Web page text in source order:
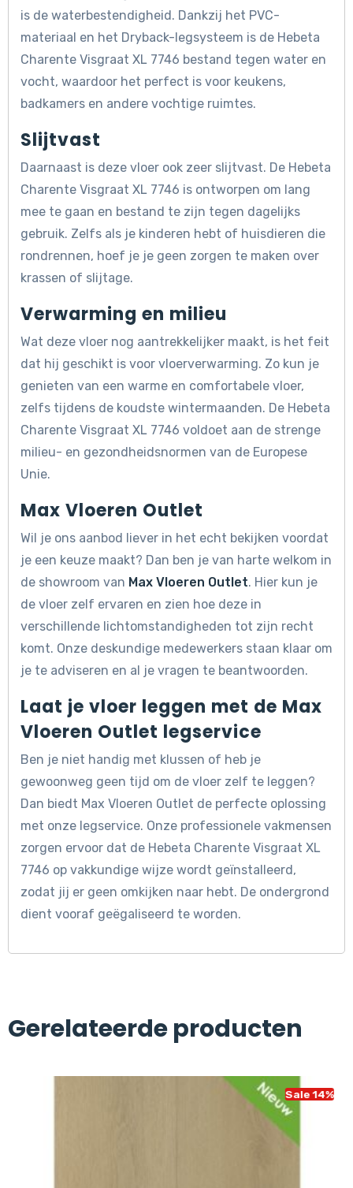
is de waterbestendigheid. Dankzij het PVC-
materiaal en het Dryback-legsysteem is de Hebeta
Charente Visgraat XL 7746 bestand tegen water en
vocht, waardoor het perfect is voor keukens,
badkamers en andere vochtige ruimtes.
Slijtvast
Daarnaast is deze vloer ook zeer slijtvast. De Hebeta
Charente Visgraat XL 7746 is ontworpen om lang
mee te gaan en bestand te zijn tegen dagelijks
gebruik. Zelfs als je kinderen hebt of huisdieren die
rondrennen, hoef je je geen zorgen te maken over
krassen of slijtage.
Verwarming en milieu
Wat deze vloer nog aantrekkelijker maakt, is het feit
dat hij geschikt is voor vloerverwarming. Zo kun je
genieten van een warme en comfortabele vloer,
zelfs tijdens de koudste wintermaanden. De Hebeta
Charente Visgraat XL 7746 voldoet aan de strenge
milieu- en gezondheidsnormen van de Europese
Unie.
Max Vloeren Outlet
Wil je ons aanbod liever in het echt bekijken voordat
je een keuze maakt? Dan ben je van harte welkom in
de showroom van Max Vloeren Outlet. Hier kun je
de vloer zelf ervaren en zien hoe deze in
verschillende lichtomstandigheden tot zijn recht
komt. Onze deskundige medewerkers staan klaar om
je te adviseren en al je vragen te beantwoorden.
Laat je vloer leggen met de Max
Vloeren Outlet legservice
Ben je niet handig met klussen of heb je
gewoonweg geen tijd om de vloer zelf te leggen?
Dan biedt Max Vloeren Outlet de perfecte oplossing
met onze legservice. Onze professionele vakmensen
zorgen ervoor dat de Hebeta Charente Visgraat XL
7746 op vakkundige wijze wordt geïnstalleerd,
zodat jij er geen omkijken naar hebt. De ondergrond
dient vooraf geëgaliseerd te worden.
Gerelateerde producten
Sale 14%